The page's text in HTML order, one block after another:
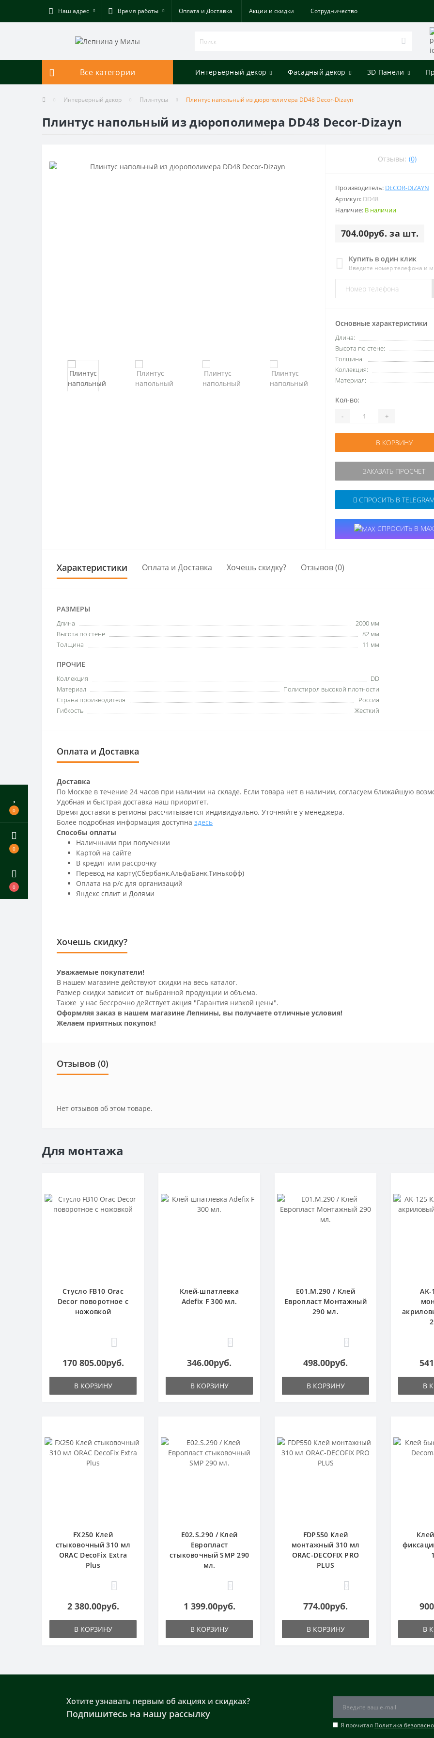
0
0
0
Наш адрес Время работы Оплата и Доставка Акции и скидки Cотрудничество
Все категории Интерьерный декор Фасадный декор 3D Панели
Интерьерный декор Плинтусы Плинтус напольный из дюрополимера DD48 Decor-Dizayn
Плинтус напольный из дюрополимера DD48 Decor-Dizayn
Отзывы: (0)
Производитель: DECOR-DIZAYN
Артикул: DD48
Наличие: В наличии
704.00руб. за шт.
Купить в один клик
Введите номер телефона и
Основные характеристики
Длина:
Высота по стене:
Толщина:
Коллекция:
Материал:
Кол-во:
- +
В КОРЗИНУ
ЗАКАЗАТЬ ПРОСЧЕТ
СПРОСИТЬ В TELEGRAM
СПРОСИТЬ В MAX
Характеристики Оплата и Доставка Хочешь скидку? Отзывов (0)
РАЗМЕРЫ
Длина
2000 мм
Высота по стене
82 мм
Толщина
11 мм
ПРОЧИЕ
Коллекция
DD
Материал
Полистирол высокой плотности
Страна производителя
Россия
Гибкость
Жесткий
Оплата и Доставка
Доставка
По Москве в течение 24 часов при наличии на складе. Если товара нет в наличии, согласуем ближайшую
Удобная и быстрая доставка наш приоритет.
Время доставки в регионы рассчитывается индивидуально. Уточняйте у менеджера.
Более подробная информация доступна здесь
Способы оплаты
Наличными при получении
Картой на сайте
В кредит или рассрочку
Перевод на карту(Сбербанк,АльфаБанк,Тинькофф)
Оплата на р/c для организаций
Яндекс сплит и Долями
Хочешь скидку?
Уважаемые покупатели!
В нашем магазине действуют скидки на весь каталог.
Размер скидки зависит от выбранной продукции и объема.
Также у нас бессрочно действует акция "Гарантия низкой цены".
Оформляя заказ в нашем магазине Лепнины, вы получаете отличные условия!
Желаем приятных покупок!
Отзывов (0)
Нет отзывов об этом товаре.
Для монтажа
Стусло FB10 Orac
Decor поворотное с
ножовкой
170 805.00руб.
В КОРЗИНУ
Клей-шпатлевка
Adefix F 300 мл.
346.00руб.
В КОРЗИНУ
E01.M.290 / Клей
Европласт Монтажный
290 мл.
498.00руб.
В КОРЗИНУ В
FX250 Клей
стыковочный 310 мл
ORAC DecoFix Extra
Plus
2 380.00руб.
В КОРЗИНУ
E02.S.290 / Клей
Европласт
стыковочный SMP 290
мл.
1 399.00руб.
В КОРЗИНУ
FDP550 Клей
монтажный 310 мл
ORAC-DECOFIX PRO
PLUS
774.00руб.
В КОРЗИНУ В
Хотите узнавать первым об акциях и скидках?
Подпишитесь на нашу рассылку
Я прочитал Политика